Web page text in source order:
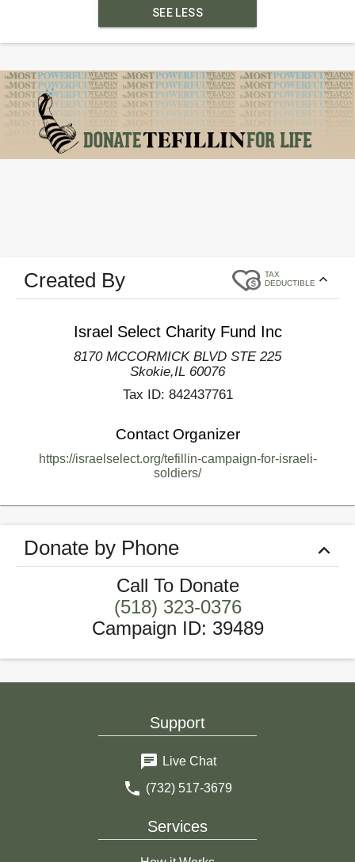
SEE LESS
Created By
TAX
DEDUCTIBLE
Israel Select Charity Fund Inc
8170 MCCORMICK BLVD STE 225
Skokie,IL 60076
Tax ID: 842437761
Contact Organizer
https://israelselect.org/tefillin-campaign-for-israeli-
soldiers/
Donate by Phone
Call To Donate
(518) 323-0376
Campaign ID: 39489
Services
Support
Live Chat
(732) 517-3679